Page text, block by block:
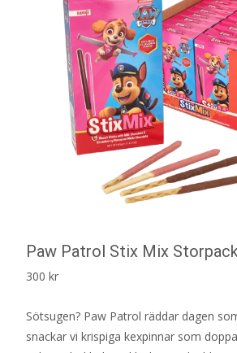
Paw Patrol Stix Mix
300 kr
Sötsugen? Paw Patrol räddar dagen
snackar vi krispiga kexpinnar som